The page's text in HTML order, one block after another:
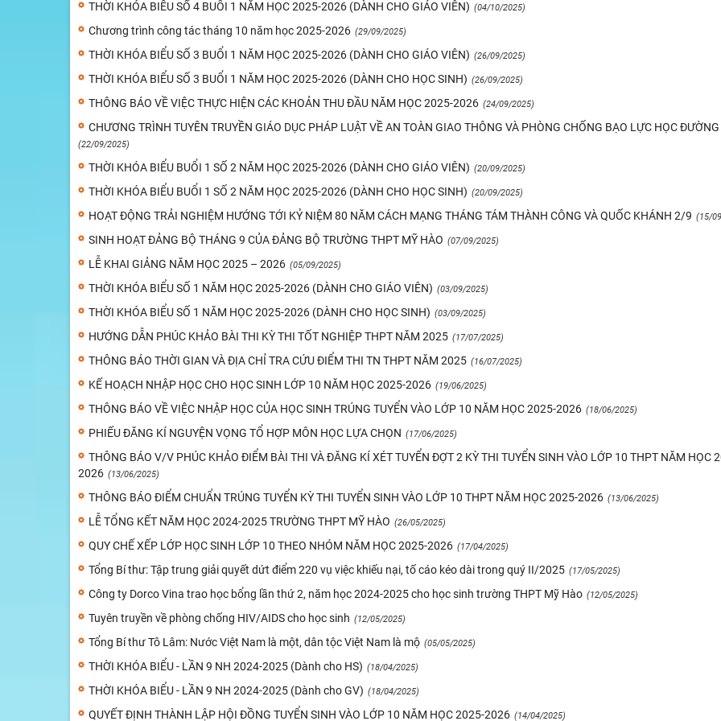
THỜI KHÓA BIỂU SỐ 4 BUỔI 1 NĂM HỌC 2025-2026 (DÀNH CHO GIÁO VIÊN) (04/10/2025)
Chương trình công tác tháng 10 năm học 2025-2026 (29/09/2025)
THỜI KHÓA BIỂU SỐ 3 BUỔI 1 NĂM HỌC 2025-2026 (DÀNH CHO GIÁO VIÊN) (26/09/2025)
THỜI KHÓA BIỂU SỐ 3 BUỔI 1 NĂM HỌC 2025-2026 (DÀNH CHO HỌC SINH) (26/09/2025)
THÔNG BÁO VỀ VIỆC THỰC HIỆN CÁC KHOẢN THU ĐẦU NĂM HỌC 2025-2026 (24/09/2025)
CHƯƠNG TRÌNH TUYÊN TRUYỀN GIÁO DỤC PHÁP LUẬT VỀ AN TOÀN GIAO THÔNG VÀ PHÒNG CHỐNG BẠO LỰC HỌC ĐƯỜNG
(22/09/2025)
THỜI KHÓA BIỂU BUỔI 1 SỐ 2 NĂM HỌC 2025-2026 (DÀNH CHO GIÁO VIÊN) (20/09/2025)
THỜI KHÓA BIỂU BUỔI 1 SỐ 2 NĂM HỌC 2025-2026 (DÀNH CHO HỌC SINH) (20/09/2025)
HOẠT ĐỘNG TRẢI NGHIỆM HƯỚNG TỚI KỶ NIỆM 80 NĂM CÁCH MẠNG THÁNG TÁM THÀNH CÔNG VÀ QUỐC KHÁNH 2/9 (15/
SINH HOẠT ĐẢNG BỘ THÁNG 9 CỦA ĐẢNG BỘ TRƯỜNG THPT MỸ HÀO (07/09/2025)
LỄ KHAI GIẢNG NĂM HỌC 2025 – 2026 (05/09/2025)
THỜI KHÓA BIỂU SỐ 1 NĂM HỌC 2025-2026 (DÀNH CHO GIÁO VIÊN) (03/09/2025)
THỜI KHÓA BIỂU SỐ 1 NĂM HỌC 2025-2026 (DÀNH CHO HỌC SINH) (03/09/2025)
HƯỚNG DẪN PHÚC KHẢO BÀI THI KỲ THI TỐT NGHIỆP THPT NĂM 2025 (17/07/2025)
THÔNG BÁO THỜI GIAN VÀ ĐỊA CHỈ TRA CỨU ĐIỂM THI TN THPT NĂM 2025 (16/07/2025)
KẾ HOẠCH NHẬP HỌC CHO HỌC SINH LỚP 10 NĂM HỌC 2025-2026 (19/06/2025)
THÔNG BÁO VỀ VIỆC NHẬP HỌC CỦA HỌC SINH TRÚNG TUYỂN VÀO LỚP 10 NĂM HỌC 2025-2026 (18/06/2025)
PHIẾU ĐĂNG KÍ NGUYỆN VỌNG TỔ HỢP MÔN HỌC LỰA CHỌN (17/06/2025)
THÔNG BÁO V/V PHÚC KHẢO ĐIỂM BÀI THI VÀ ĐĂNG KÍ XÉT TUYỂN ĐỢT 2 KỲ THI TUYỂN SINH VÀO LỚP 10 THPT NĂM HỌC
2026 (13/06/2025)
THÔNG BÁO ĐIỂM CHUẨN TRÚNG TUYỂN KỲ THI TUYỂN SINH VÀO LỚP 10 THPT NĂM HỌC 2025-2026 (13/06/2025)
LỄ TỔNG KẾT NĂM HỌC 2024-2025 TRƯỜNG THPT MỸ HÀO (26/05/2025)
QUY CHẾ XẾP LỚP HỌC SINH LỚP 10 THEO NHÓM NĂM HỌC 2025-2026 (17/04/2025)
Tổng Bí thư: Tập trung giải quyết dứt điểm 220 vụ việc khiếu nại, tố cáo kéo dài trong quý II/2025 (17/05/2025)
Công ty Dorco Vina trao học bổng lần thứ 2, năm học 2024-2025 cho học sinh trường THPT Mỹ Hào (12/05/2025)
Tuyên truyền về phòng chống HIV/AIDS cho học sinh (12/05/2025)
Tổng Bí thư Tô Lâm: Nước Việt Nam là một, dân tộc Việt Nam là mộ (05/05/2025)
THỜI KHÓA BIỂU - LẦN 9 NH 2024-2025 (Dành cho HS) (18/04/2025)
THỜI KHÓA BIỂU - LẦN 9 NH 2024-2025 (Dành cho GV) (18/04/2025)
QUYẾT ĐỊNH THÀNH LẬP HỘI ĐỒNG TUYỂN SINH VÀO LỚP 10 NĂM HỌC 2025-2026 (14/04/2025)